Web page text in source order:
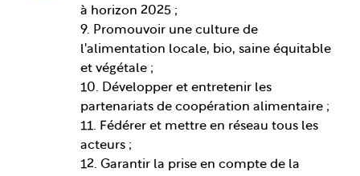
à horizon 2025 ;
9. Promouvoir une culture de
l'alimentation locale, bio, saine équitable
et végétale ;
10. Développer et entretenir les
partenariats de coopération alimentaire ;
11. Fédérer et mettre en réseau tous les
acteurs ;
12. Garantir la prise en compte de la